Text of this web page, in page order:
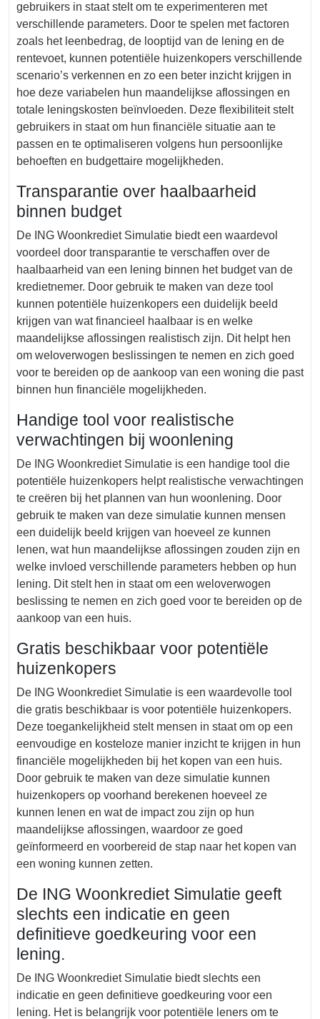
gebruikers in staat stelt om te experimenteren met
verschillende parameters. Door te spelen met factoren
zoals het leenbedrag, de looptijd van de lening en de
rentevoet, kunnen potentiële huizenkopers verschillende
scenario’s verkennen en zo een beter inzicht krijgen in
hoe deze variabelen hun maandelijkse aflossingen en
totale leningskosten beïnvloeden. Deze flexibiliteit stelt
gebruikers in staat om hun financiële situatie aan te
passen en te optimaliseren volgens hun persoonlijke
behoeften en budgettaire mogelijkheden.
Transparantie over haalbaarheid
binnen budget
De ING Woonkrediet Simulatie biedt een waardevol
voordeel door transparantie te verschaffen over de
haalbaarheid van een lening binnen het budget van de
kredietnemer. Door gebruik te maken van deze tool
kunnen potentiële huizenkopers een duidelijk beeld
krijgen van wat financieel haalbaar is en welke
maandelijkse aflossingen realistisch zijn. Dit helpt hen
om weloverwogen beslissingen te nemen en zich goed
voor te bereiden op de aankoop van een woning die past
binnen hun financiële mogelijkheden.
Handige tool voor realistische
verwachtingen bij woonlening
De ING Woonkrediet Simulatie is een handige tool die
potentiële huizenkopers helpt realistische verwachtingen
te creëren bij het plannen van hun woonlening. Door
gebruik te maken van deze simulatie kunnen mensen
een duidelijk beeld krijgen van hoeveel ze kunnen
lenen, wat hun maandelijkse aflossingen zouden zijn en
welke invloed verschillende parameters hebben op hun
lening. Dit stelt hen in staat om een weloverwogen
beslissing te nemen en zich goed voor te bereiden op de
aankoop van een huis.
Gratis beschikbaar voor potentiële
huizenkopers
De ING Woonkrediet Simulatie is een waardevolle tool
die gratis beschikbaar is voor potentiële huizenkopers.
Deze toegankelijkheid stelt mensen in staat om op een
eenvoudige en kosteloze manier inzicht te krijgen in hun
financiële mogelijkheden bij het kopen van een huis.
Door gebruik te maken van deze simulatie kunnen
huizenkopers op voorhand berekenen hoeveel ze
kunnen lenen en wat de impact zou zijn op hun
maandelijkse aflossingen, waardoor ze goed
geïnformeerd en voorbereid de stap naar het kopen van
een woning kunnen zetten.
De ING Woonkrediet Simulatie geeft
slechts een indicatie en geen
definitieve goedkeuring voor een
lening.
De ING Woonkrediet Simulatie biedt slechts een
indicatie en geen definitieve goedkeuring voor een
lening. Het is belangrijk voor potentiële leners om te